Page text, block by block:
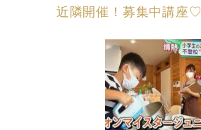
近隣開催！募集中講座♡